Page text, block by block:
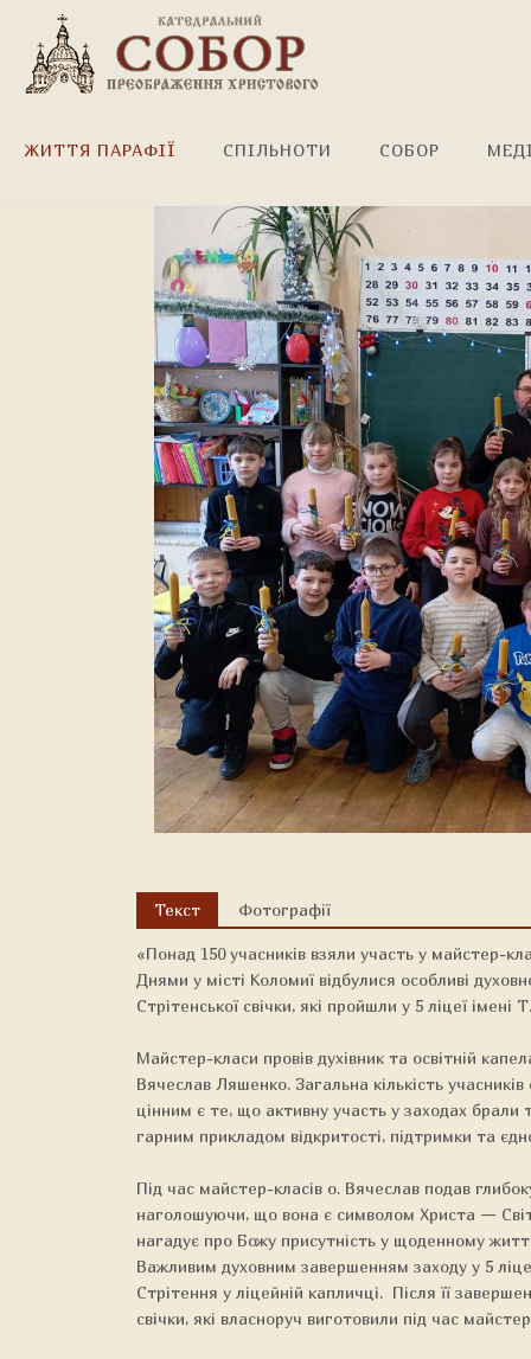
ЖИТТЯ ПАРАФІЇ СПІЛЬНОТИ СОБОР
Текст Фотографії
«Понад 150 учасників взяли участь у майстер-
Днями у місті Коломиї відбулися особливі
Стрітенської свічки, які пройшли у 5 ліцеї
Майстер-класи провів духівник та освітній
Вячеслав Ляшенко. Загальна кількість
цінним є те, що активну участь у заходах
гарним прикладом відкритості, підтримки та
Під час майстер-класів о. Вячеслав подав
наголошуючи, що вона є символом Христа —
нагадує про Божу присутність у щоденному
Важливим духовним завершенням заходу у 5
Стрітення у ліцейній капличці. Після її
свічки, які власноруч виготовили під час